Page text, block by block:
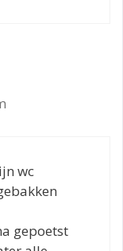
wc
gepoetst